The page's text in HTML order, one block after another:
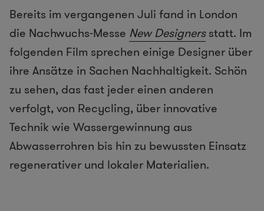
Bereits im vergangenen Juli fand in London
die Nachwuchs-Messe New Designersstatt. Im
folgenden Film sprechen einige Designer über
ihre Ansätze in Sachen Nachhaltigkeit. Schön
zu sehen, das fast jeder einen anderen
verfolgt, von Recycling, über innovative
Technik wie Wassergewinnung aus
Abwasserrohren bis hin zu bewussten Einsatz
regenerativer und lokaler Materialien.